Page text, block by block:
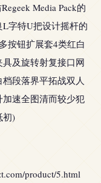
Media Pack的
字特U把设计摇杆的
按钮扩展套4类红白
及旋转射复接口网
段落界平拓战双人
速全图清而较少犯
初)
product/5.html